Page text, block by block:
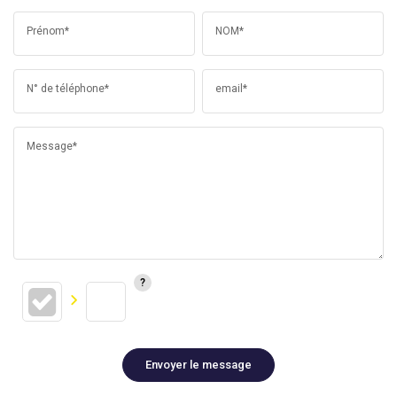
Prénom* NOM*
N° de téléphone* email*
Message*
Envoyer le message